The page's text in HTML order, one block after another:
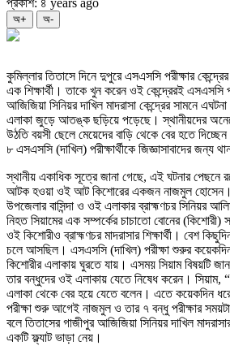
প্রকাশ: ৪ years ago
অ+ অ-
কুমিল্লার তিতাসে দিনে দুপুরে এসএসসি পরীক্ষার
এক শিক্ষার্থী। তাকে খুন করেন ওই কেন্দ্রেরই এসএসসি
আজিজিয়া সিনিয়র দাখিল মাদরাসা কেন্দ্রের সামনে
এলাকা জুড়ে আতঙ্ক ছড়িয়ে পড়েছে। স্থানীয়দের
উঠতি বয়সী ছেলে মেয়েদের বাড়ি থেকে বের হতে
৮ এসএসসি (দাখিল) পরীক্ষার্থীকে জিজ্ঞাসাবাদের জন্য
স্থানীয় একাধিক সূত্রে জানা গেছে, এই ঘটনার পেছনে
আটক হওয়া ওই আট কিশোরের একজন নাজমুল হোসেন।
উপজেলার বাসিন্দা ও ওই এলাকার ব্রাহ্মণচর সিনিয়র
নিহত সিয়ামের এক সম্পর্কের চাচাতো বোনের (কিশোরী)
ওই কিশোরীও ব্রাহ্মণচর মাদরাসার শিক্ষার্থী। বেশ
চলে আসছিল। এসএসসি (দাখিল) পরীক্ষা শুরুর
কিশোরীর এলাকায় ঘুরতে যায়। এসময় সিয়াম বিষয়টি
তার বন্ধুদের ওই এলাকায় যেতে নিষেধ করেন। সিয়াম,
এলাকা থেকে বের হয়ে যেতে বলেন। এতে কয়েকদিন
পরীক্ষা শুরু আগেই নাজমুল ও তার ৭ বন্ধু পরীক্ষার
বলে তিতাসের গাজীপুর আজিজিয়া সিনিয়র দাখিল
একটি ফ্ল্যাট ভাড়া নেয়।